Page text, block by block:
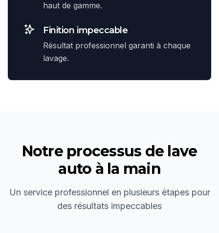
haut de gamme.
Finition impeccable
Résultat professionnel garanti à chaque
lavage.
Notre processus de lave
auto à la main
Un service professionnel en plusieurs étapes pour
des résultats impeccables